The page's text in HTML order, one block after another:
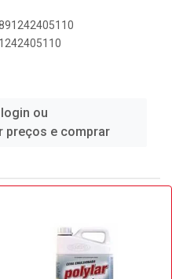
ou
preços e comprar